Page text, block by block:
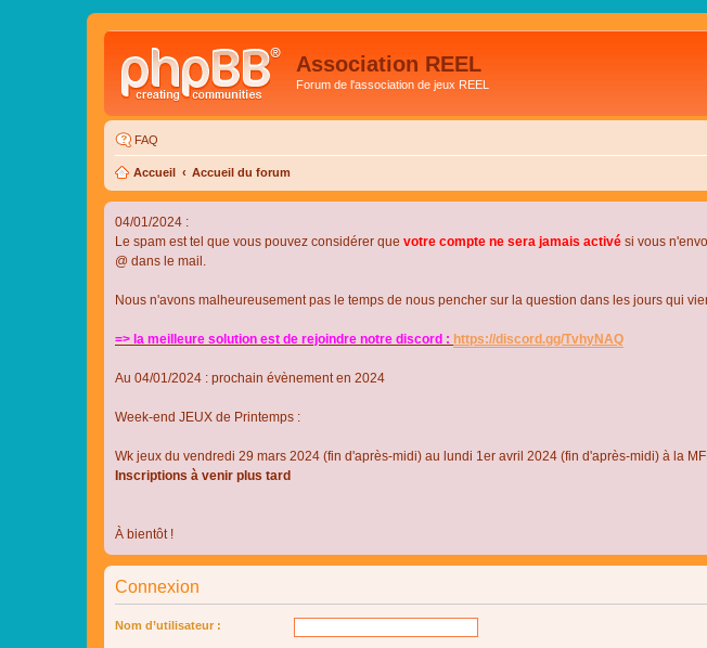
Association REEL
Forum de l'association de jeux REEL
FAQ
Accueil Accueil du forum
04/01/2024 :
Le spam est tel que vous pouvez considérer que votre compte ne sera jamais activé si vous
@ dans le mail.
Nous n'avons malheureusement pas le temps de nous pencher sur la question dans les jours qui
=> la meilleure solution est de rejoindre notre discord : https://discord.gg/TvhyNAQ
Au 04/01/2024 : prochain évènement en 2024
Week-end JEUX de Printemps :
Wk jeux du vendredi 29 mars 2024 (fin d'après-midi) au lundi 1er avril 2024 (fin d'après-midi) à la
Inscriptions à venir plus tard
À bientôt !
Connexion
Nom d’utilisateur :